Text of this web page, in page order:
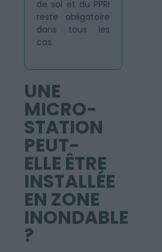
de sol et du PPRI
reste obligatoire
dans tous les
cas.
UNE
MICRO-
STATION
PEUT-
ELLE ÊTRE
INSTALLÉE
EN ZONE
INONDABLE
?